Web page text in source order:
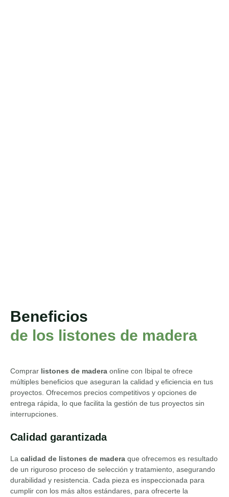
Beneficios
de los listones de madera
Comprar listones de madera online con Ibipal te ofrece
múltiples beneficios que aseguran la calidad y eficiencia en tus
proyectos. Ofrecemos precios competitivos y opciones de
entrega rápida, lo que facilita la gestión de tus proyectos sin
interrupciones.
Calidad garantizada
La calidad de listones de madera que ofrecemos es resultado
de un riguroso proceso de selección y tratamiento, asegurando
durabilidad y resistencia. Cada pieza es inspeccionada para
cumplir con los más altos estándares, para ofrecerte la